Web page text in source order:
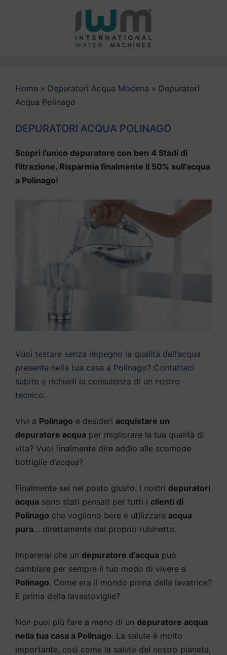
Home » Depuratori Acqua Modena » Depuratori
Acqua Polinago
DEPURATORI ACQUA POLINAGO
Scopri l’unico depuratore con ben 4 Stadi di
filtrazione. Risparmia finalmente il 50% sull’acqua
a Polinago!
Vuoi testare senza impegno la qualità dell’acqua
presente nella tua casa a Polinago? Contattaci
subito e richiedi la consulenza di un nostro
tecnico.
Vivi a Polinago e desideri acquistare un
depuratore acqua per migliorare la tua qualità di
vita? Vuoi finalmente dire addio alle scomode
bottiglie d’acqua?
Finalmente sei nel posto giusto. I nostri depuratori
acqua sono stati pensati per tutti i clienti di
Polinago che vogliono bere e utilizzare acqua
pura… direttamente dal proprio rubinetto.
Imparerai che un depuratore d’acqua può
cambiare per sempre il tuo modo di vivere a
Polinago. Come era il mondo prima della lavatrice?
E prima della lavastoviglie?
Non puoi più fare a meno di un depuratore acqua
nella tua casa a Polinago. La salute è molto
importante, così come la salute del nostro pianeta,